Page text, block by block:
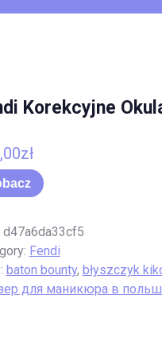
Korekcyjne
zł
d47a6da33cf5
Fendi
baton bounty, błyszczyk
для маникюра в